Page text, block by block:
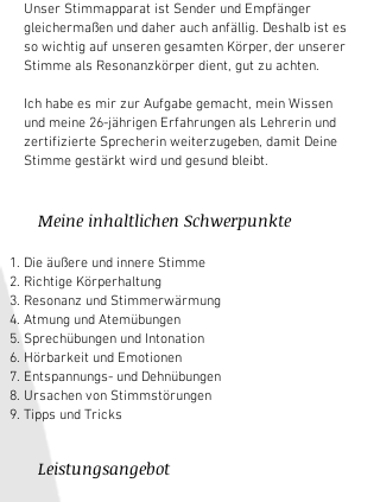
Unser Stimmapparat ist Sender und Empfänger
gleichermaßen und daher auch anfällig. Deshalb ist es
so wichtig auf unseren gesamten Körper, der unserer
Stimme als Resonanzkörper dient, gut zu achten.
Ich habe es mir zur Aufgabe gemacht, mein Wissen
und meine 26-jährigen Erfahrungen als Lehrerin und
zertifizierte Sprecherin weiterzugeben, damit Deine
Stimme gestärkt wird und gesund bleibt.
Meine inhaltlichen Schwerpunkte
Die äußere und innere Stimme
Richtige Körperhaltung
Resonanz und Stimmerwärmung
Atmung und Atemübungen
Sprechübungen und Intonation
Hörbarkeit und Emotionen
Entspannungs- und Dehnübungen
Ursachen von Stimmstörungen
Tipps und Tricks
Leistungsangebot